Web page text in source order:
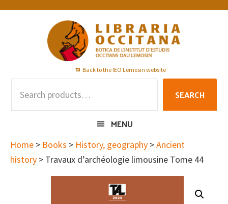
Skip
Skip
Skip
Back to the IEO Lemosin website
SEARCH
MENU
Home > Books > History, geography >Ancient
history > Travaux d’archéologie limousine Tome 44